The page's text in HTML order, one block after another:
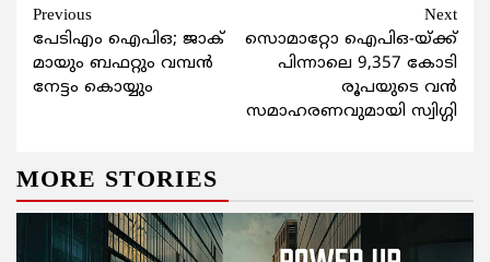
Continue
Reading
Previous
പേടിഎം ഐപിഒ; ജാക്
മായും ബഫറ്റും വമ്പന്‍
നേട്ടം കൊയ്യും
Next
സൊമാറ്റോ ഐപിഒ-യ്ക്ക്
പിന്നാലെ 9,357 കോടി
രൂപയുടെ വന്‍
സമാഹരണവുമായി സ്വിഗ്ഗി
MORE STORIES